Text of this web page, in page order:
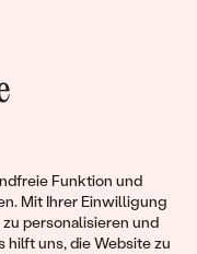
Funktion und
Mit Ihrer Einwilligung
personalisieren und
hilft uns, die Website zu
wir
und